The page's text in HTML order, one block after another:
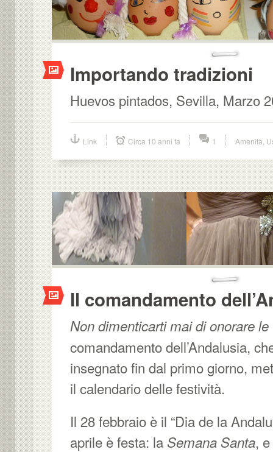
Importando tradizioni
Huevos pintados, Sevilla, Marzo
Link Circa 10 anni fa 1 Amenità
Il comandamento
Non dimenticarti mai di onorare
comandamento dell’Andalusia,
insegnato fin dal primo giorno,
il calendario delle festività.
Il 28 febbraio è il “Dia de la
aprile è festa: la Semana Santa,